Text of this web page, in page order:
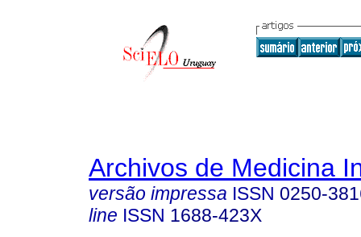
Archivos de Medicina
versão impressa ISSN 0250-
line ISSN 1688-423X